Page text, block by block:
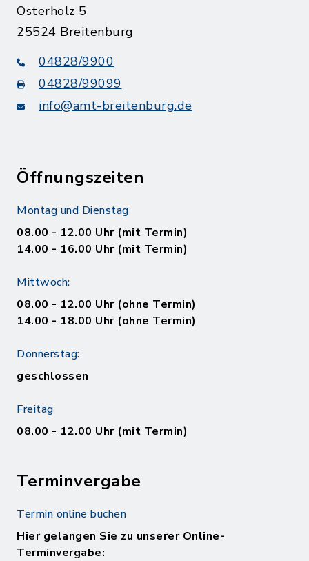
Osterholz 5
25524 Breitenburg
04828/9900
04828/99099
info@amt-breitenburg.de
Öffnungszeiten
Montag und Dienstag
08.00 - 12.00 Uhr (mit Termin)
14.00 - 16.00 Uhr (mit Termin)
Mittwoch:
08.00 - 12.00 Uhr (ohne Termin)
14.00 - 18.00 Uhr (ohne Termin)
Donnerstag:
geschlossen
Freitag
08.00 - 12.00 Uhr (mit Termin)
Terminvergabe
Termin online buchen
Hier gelangen Sie zu unserer Online-
Terminvergabe: